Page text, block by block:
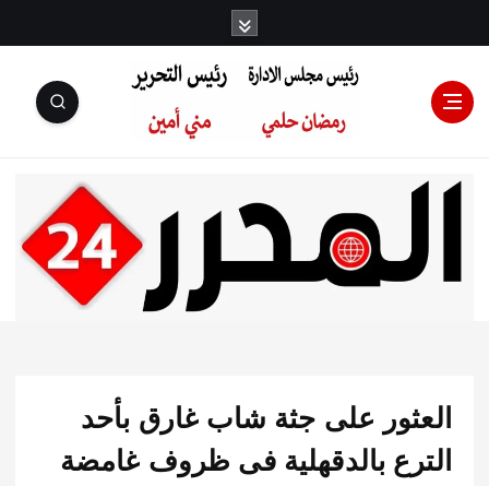
رئيس مجلس
الإدارة: رمضان
التحرير:مني أمين
على جثة شاب غارق بأحد
بالدقهلية فى ظروف غامضة